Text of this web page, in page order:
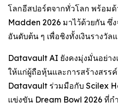
โลกอีสปอร์ตจากทั่วโลก พร้อม
Madden 2026 มาไว้ด้วยกัน ซึ่
อันดับต้น ๆ เพื่อชิงทั้งเงินรางวั
Datavault AI ยังคงมุ่งมั่นอย่า
ให้แก่ผู้ถือหุ้นและการสร้างสรร
Datavault ร่วมมือกับ Scilex
แข่งขัน Dream Bowl 2026 ที่ก